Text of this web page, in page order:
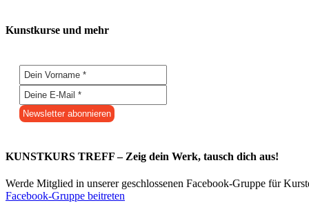
Kunstkurse und mehr
KUNSTKURS TREFF – Zeig dein Werk, tausch dich aus!
Werde Mitglied in unserer geschlossenen Facebook-Gruppe für
Facebook-Gruppe beitreten